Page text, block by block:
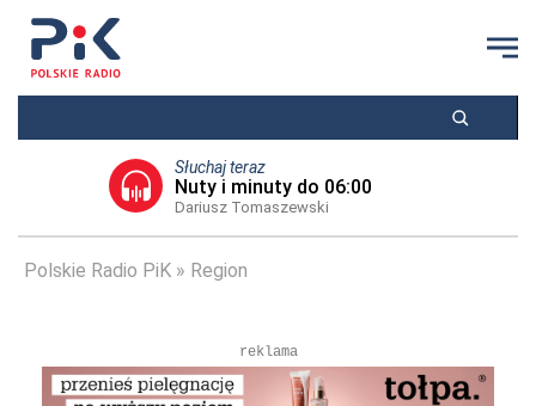
Słuchaj teraz
Nuty i minuty do 06:00
Dariusz Tomaszewski
Polskie Radio PiK Region
reklama